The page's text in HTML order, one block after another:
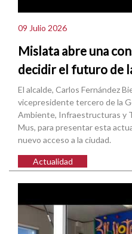
09 Julio 2026
Mislata abre una
decidir el futuro de
El alcalde, Carlos Fernández
vicepresidente tercero de la
Ambiente, Infraestructuras y
Mus, para presentar esta
nuevo acceso a la ciudad.
Actualidad